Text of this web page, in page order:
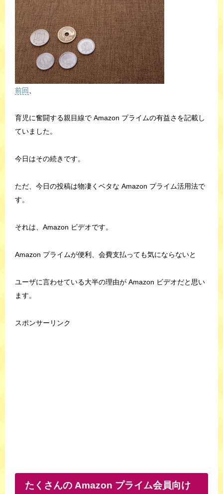
前回、
育児に奮闘する親目線で Amazon プライムの有益さを記載し
ていました。
今日はその続きです。
ただ、今日の投稿は物凄くベタな Amazon プライム活用法で
す。
それは、Amazon ビデオです。
Amazon プライムが便利、会費支払っても気にならないと
ユーザに言わせている大半の理由が Amazon ビデオだと思い
ます。
スポンサーリンク
たくさんの Amazon プライム会員向け